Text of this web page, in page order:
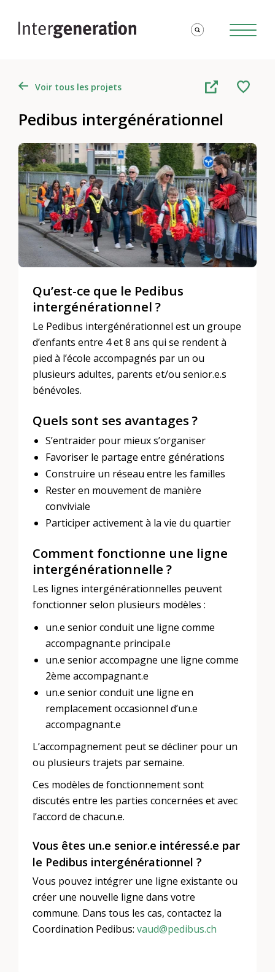
Voir tous les projets
Pedibus intergénérationnel
Qu’est-ce que le Pedibus
intergénérationnel ?
Le Pedibus intergénérationnel est un groupe
d’enfants entre 4 et 8 ans qui se rendent à
pied à l’école accompagnés par un ou
plusieurs adultes, parents et/ou senior.e.s
bénévoles.
Quels sont ses avantages ?
S’entraider pour mieux s’organiser
Favoriser le partage entre générations
Construire un réseau entre les familles
Rester en mouvement de manière
conviviale
Participer activement à la vie du quartier
Comment fonctionne une ligne
intergénérationnelle ?
Les lignes intergénérationnelles peuvent
fonctionner selon plusieurs modèles :
un.e senior conduit une ligne comme
accompagnant.e principal.e
un.e senior accompagne une ligne comme
2ème accompagnant.e
un.e senior conduit une ligne en
remplacement occasionnel d’un.e
accompagnant.e
L’accompagnement peut se décliner pour un
ou plusieurs trajets par semaine.
Ces modèles de fonctionnement sont
discutés entre les parties concernées et avec
l’accord de chacun.e.
Vous êtes un.e senior.e intéressé.e par
le Pedibus intergénérationnel ?
Vous pouvez intégrer une ligne existante ou
créer une nouvelle ligne dans votre
commune. Dans tous les cas, contactez la
Coordination Pedibus:vaud@pedibus.ch